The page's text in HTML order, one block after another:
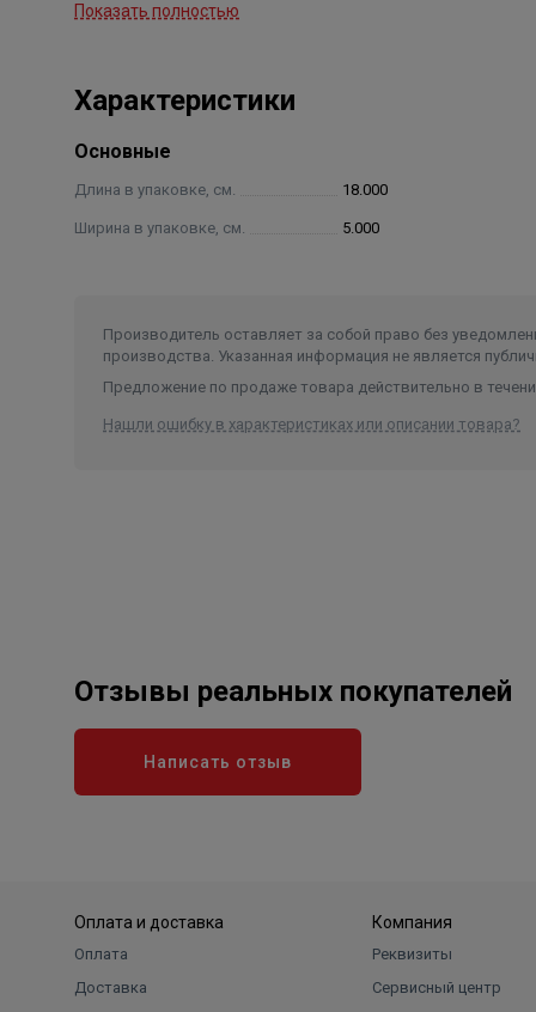
резьбу
Намотайте
достаточное кол-во
Нанесите слой ленты
Соберите
соединение
Показать полностью
Характеристики
Основные
Длина в упаковке, см. 18.000
Ширина в упаковке, см. 5.000
Производитель оставляет за собой право без
производства. Указанная информация не является
Предложение по продаже товара действительно в
Нашли ошибку в характеристиках или описании товара?
Отзывы реальных покупателей
Написать отзыв
Оплата и доставка
Оплата
Доставка
Компания
Реквизиты
Сервисный центр